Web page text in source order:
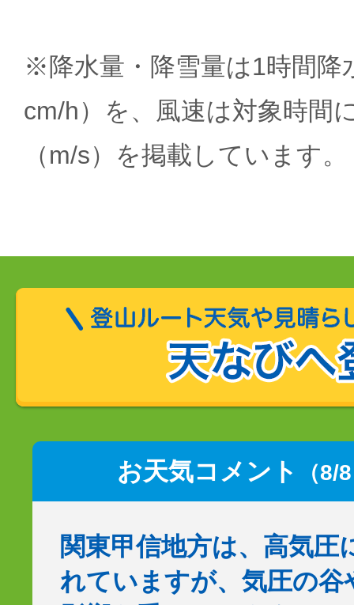
※降水量・降雪量は1時間降
cm/h）を、風速は対象時間
（m/s）を掲載しています。
お天気コメント （8/
関東甲信地方は、高気圧
れていますが、気圧の谷